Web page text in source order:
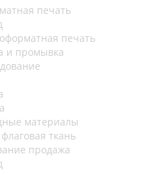
печать
печать
и промывка
материалы
ткань
продажа